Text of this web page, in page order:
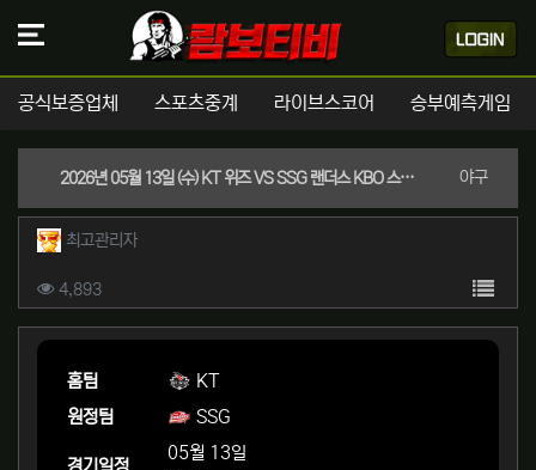
공식보증업체 스포츠중계 라이브스코어 승부예측게임
2026년 05월 13일 (수) KT 위즈 VS SSG 랜더스 KBO 스포츠분석 야구분류
작성자 정보
최고관리자작성
컨텐츠 정보
4,893조회 목록
본문
홈팀
KT
원정팀
SSG
경기일정
05월 13일